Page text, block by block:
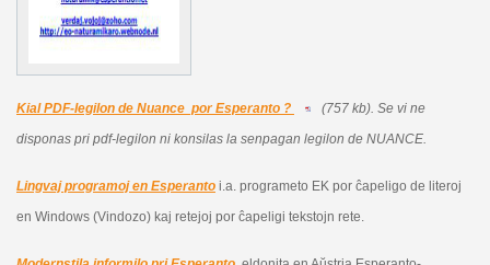
Kial PDF-legilon de Nuance por Esperanto ? (757 kb). Se vi ne
disponas pri pdf-legilon ni konsilas la senpagan legilon de NUANCE.
Lingvaj programoj en Esperantoi.a. programeto EK por ĉapeligo de literoj
en Windows (Vindozo) kaj retejoj por ĉapeligi tekstojn rete.